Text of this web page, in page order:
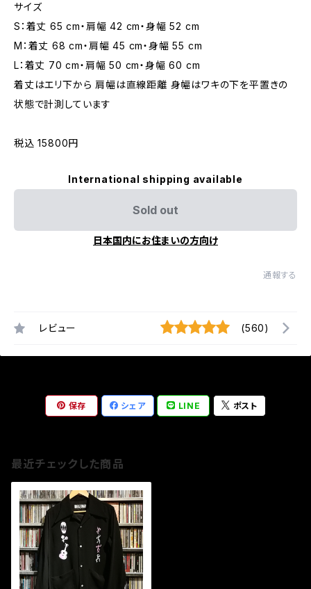
サイズ
S：着丈 65 cm・肩幅 42 cm・身幅 52 cm
M：着丈 68 cm・肩幅 45 cm・身幅 55 cm
L：着丈 70 cm・肩幅 50 cm・身幅 60 cm
着丈はエリ下から 肩幅は直線距離 身幅はワキの下を平置きの
状態で計測しています
税込 15800円
International shipping available
Sold out
日本国内にお住まいの方向け
通報する
レビュー (560)
保存 シェア LINE ポスト
最近チェックした商品